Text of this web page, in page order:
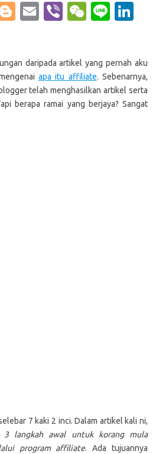
T
Bl
g
er
E
Vi
W
h
at
Li
e
dI
n
daripada artikel yang pernah aku
apa itu affiliate. Sebenarnya,
telah menghasilkan artikel serta
berapa ramai yang berjaya? Sangat
7 kaki 2 inci. Dalam artikel kali ni,
3 langkah awal untuk korang mula
program affiliate. Ada tujuannya